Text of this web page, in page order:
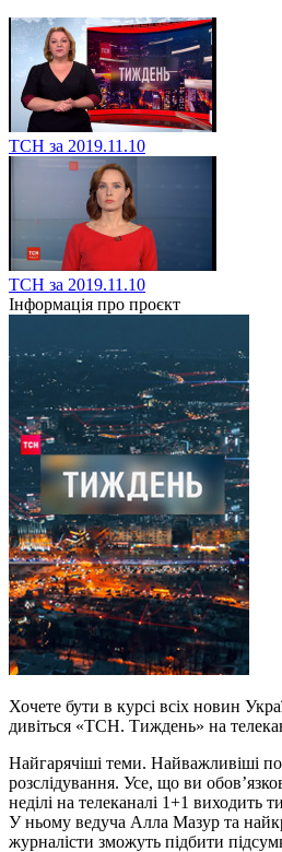
ТСН за 2019.11.10
ТСН за 2019.11.10
Інформація про проєкт
Хочете бути в курсі всіх новин
дивіться «ТСН. Тиждень» на
Найгарячіші теми. Найважливіші
розслідування. Усе, що ви
неділі на телеканалі 1+1 виходить
У ньому ведуча Алла Мазур та
журналісти зможуть підбити